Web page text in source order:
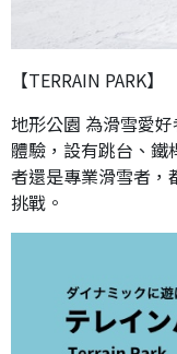
【TERRAIN PARK】
地形公園 為滑雪愛
體驗，設有跳台、鐵
者還是專業滑雪者，
挑戰。